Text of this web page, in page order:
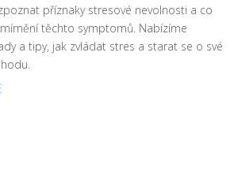
příznaky stresové nevolnosti a co
těchto symptomů. Nabízíme
a tipy, jak zvládat stres a starat se o své